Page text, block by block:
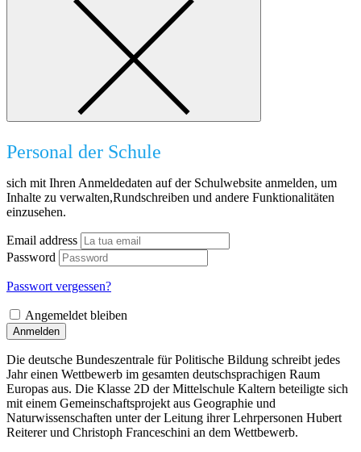
Personal der Schule
sich mit Ihren Anmeldedaten auf der Schulwebsite anmelden, um
Inhalte zu verwalten,Rundschreiben und andere Funktionalitäten
einzusehen.
Email address
Password
Passwort vergessen?
Angemeldet bleiben
Anmelden
Die deutsche Bundeszentrale für Politische Bildung schreibt jedes
Jahr einen Wettbewerb im gesamten deutschsprachigen Raum
Europas aus. Die Klasse 2D der Mittelschule Kaltern beteiligte sich
mit einem Gemeinschaftsprojekt aus Geographie und
Naturwissenschaften unter der Leitung ihrer Lehrpersonen Hubert
Reiterer und Christoph Franceschini an dem Wettbewerb.